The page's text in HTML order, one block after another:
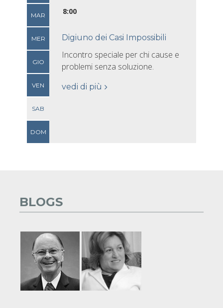
MAR
MER
GIO
VEN
SAB
DOM
8:00
Digiuno dei Casi Impossibili
Incontro speciale per chi cause e
problemi senza soluzione.
vedi di più
BLOGS